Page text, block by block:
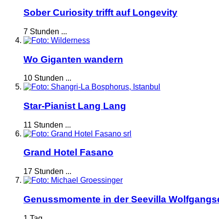
Sober Curiosity trifft auf Longevity
7 Stunden ...
Wo Giganten wandern
10 Stunden ...
Star-Pianist Lang Lang
11 Stunden ...
Grand Hotel Fasano
17 Stunden ...
Genussmomente in der Seevilla